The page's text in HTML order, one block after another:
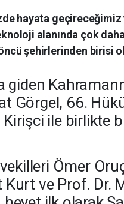
hayata geçireceğimiz
alanında çok
şehirlerinden birisi
giden
Görgel, 66.
ile birlikte
Ömer
Kurt ve Prof. Dr.